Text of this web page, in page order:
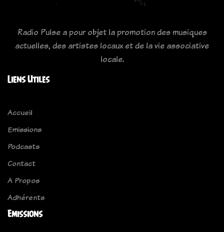
Radio Pulse a pour objet la promotion des musiques
actuelles, des artistes locaux et de la vie associative
locale.
Liens Utiles
Accueil
Emissions
Podcasts
Contact
A Propos
Adhérents
Emissions